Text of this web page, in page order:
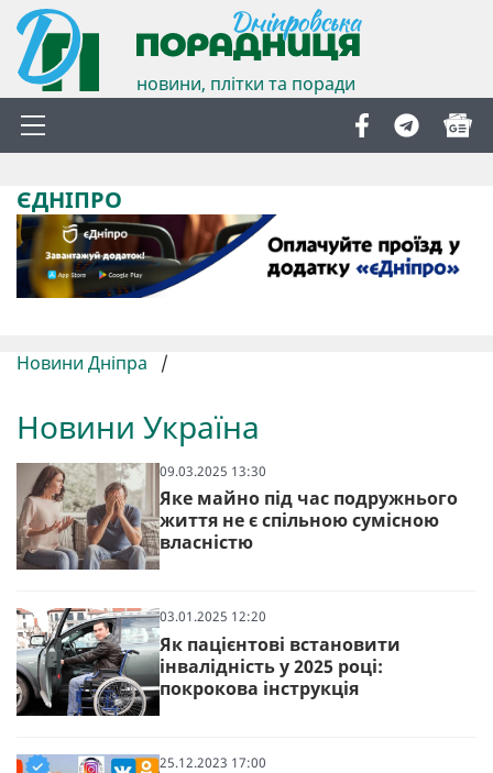
новини, плітки та поради
ЄДНІПРО
Новини Дніпра /
Новини Україна
09.03.2025 13:30
Яке майно під час подружнього
життя не є спільною сумісною
власністю
03.01.2025 12:20
Як пацієнтові встановити
інвалідність у 2025 році:
покрокова інструкція
25.12.2023 17:00